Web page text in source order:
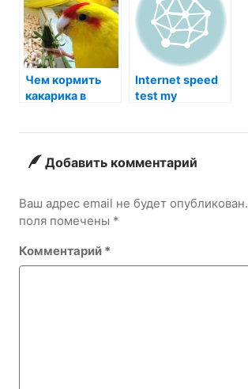
созданий
Чем кормить
какарика в
Internet speed
test my
Добавить комментарий
Ваш адрес email не будет опубликован.
поля помечены *
Комментарий *